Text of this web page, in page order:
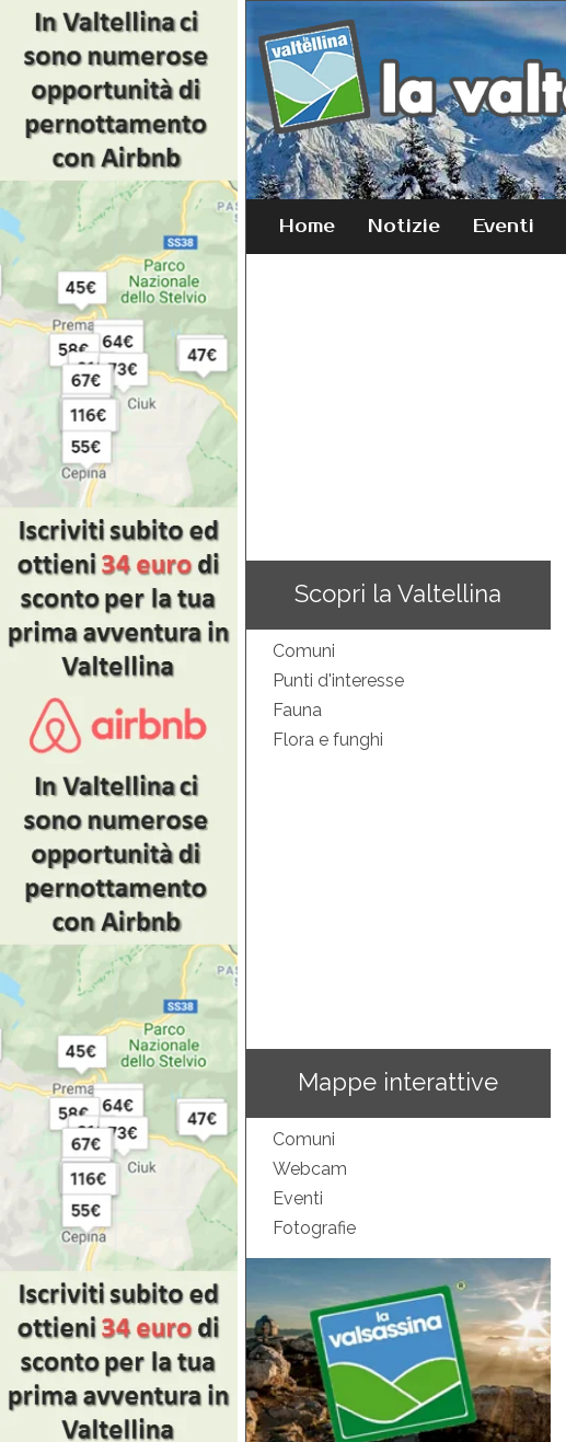
Home Notizie Eventi
Scopri la Valtellina
Comuni
Punti d'interesse
Fauna
Flora e funghi
Mappe interattive
Comuni
Webcam
Eventi
Fotografie